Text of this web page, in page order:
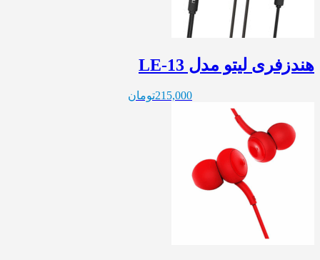
هندزفری لیتو مدل LE-13
215,000تومان